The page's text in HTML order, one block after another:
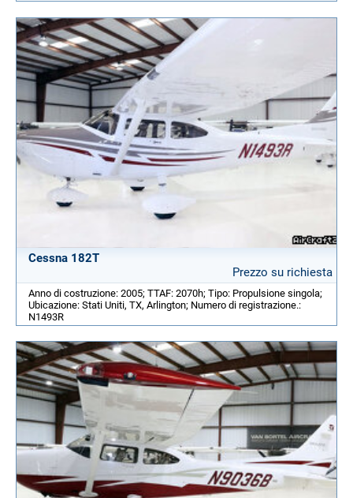
Cessna 182T
Prezzo su richiesta
Anno di costruzione: 2005; TTAF: 2070h; Tipo: Propulsione singola;
Ubicazione: Stati Uniti, TX, Arlington; Numero di registrazione.:
N1493R